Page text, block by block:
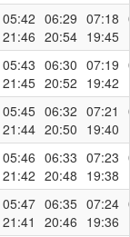
05:42
21:46
06:29
20:54
07:18
19:45
05:43
21:45
06:30
20:52
07:19
19:42
05:45
21:44
06:32
20:50
07:21
19:40
05:46
21:42
06:33
20:48
07:23
19:38
05:47
21:41
06:35
20:46
07:24
19:36